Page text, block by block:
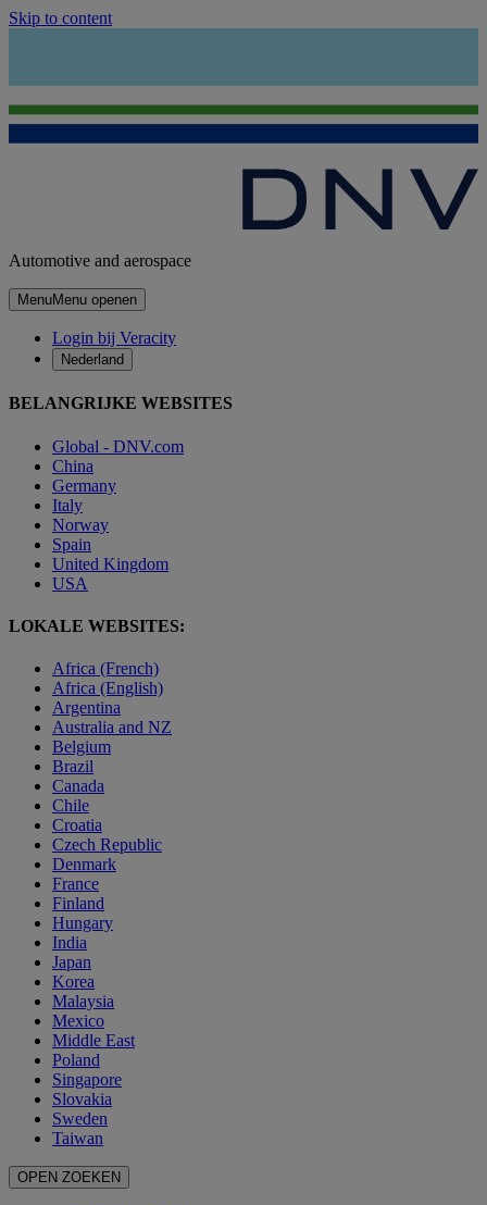
Skip to content
Automotive and aerospace
MenuMenu openen
Login bij Veracity
Nederland
BELANGRIJKE WEBSITES
Global - DNV.com
China
Germany
Italy
Norway
Spain
United Kingdom
USA
LOKALE WEBSITES:
Africa (French)
Africa (English)
Argentina
Australia and NZ
Belgium
Brazil
Canada
Chile
Croatia
Czech Republic
Denmark
France
Finland
Hungary
India
Japan
Korea
Malaysia
Mexico
Middle East
Poland
Singapore
Slovakia
Sweden
Taiwan
OPEN ZOEKEN